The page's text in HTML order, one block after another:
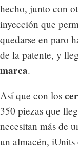
hecho, junto con
inyección que
quedarse en paro
de la patente, y
marca.
Así que con los
350 piezas que
necesitan más de
un almacén, iUnits